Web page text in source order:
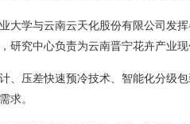
大学与云南云天化股份有限公司发
研究中心负责为云南晋宁花卉产业
、压差快速预冷技术、智能化分级
求。